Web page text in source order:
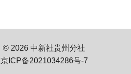
© 2026 中新社贵州分社
京ICP备2021034286号-7